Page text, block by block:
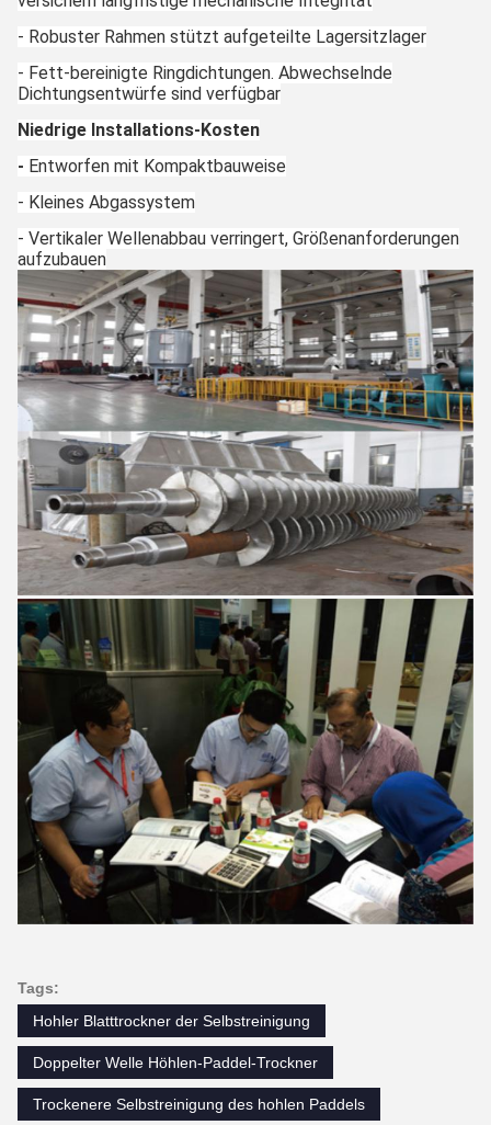
- Robuster Rahmen stützt aufgeteilte Lagersitzlager
- Fett-bereinigte Ringdichtungen. Abwechselnde
Dichtungsentwürfe sind verfügbar
Niedrige Installations-Kosten
- Entworfen mit Kompaktbauweise
- Kleines Abgassystem
- Vertikaler Wellenabbau verringert, Größenanforderungen
aufzubauen
Tags:
Hohler Blatttrockner der Selbstreinigung
Doppelter Welle Höhlen-Paddel-Trockner
Trockenere Selbstreinigung des hohlen Paddels